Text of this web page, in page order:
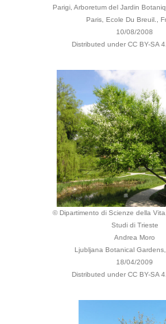
Parigi, Arboretum del Jardin
Paris, Ecole Du Breuil.,
10/08/2008
Distributed under CC BY-SA
© Dipartimento di Scienze della
Studi di Trieste
Andrea Moro
Ljubljana Botanical
18/04/2009
Distributed under CC BY-SA